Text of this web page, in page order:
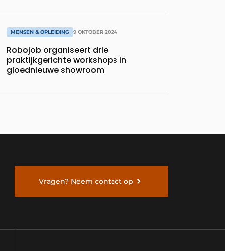
MENSEN & OPLEIDING 9 OKTOBER 2024
Robojob organiseert drie
praktijkgerichte workshops in
gloednieuwe showroom
Vragen? Neem contact op